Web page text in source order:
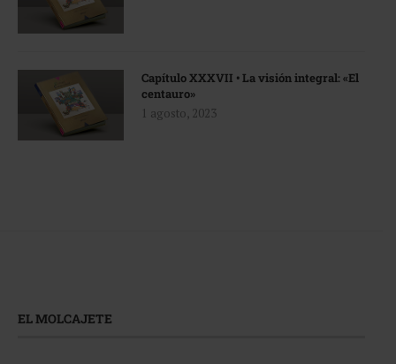
Capítulo XXXVII • La visión integral: «El
centauro»
1 agosto, 2023
EL MOLCAJETE